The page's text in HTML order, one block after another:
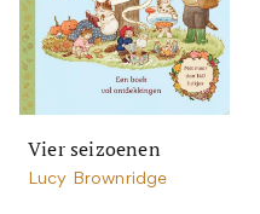
Vier seizoenen
Lucy Brownridge